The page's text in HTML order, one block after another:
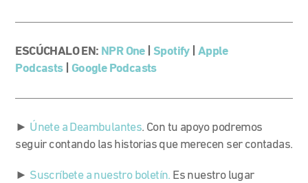
ESCÚCHALO EN: NPR One|Spotify|Apple
Podcasts| Google Podcasts
► Únete a Deambulantes. Con tu apoyo podremos
seguir contando las historias que merecen ser contadas.
► Suscríbete a nuestro boletín. Es nuestro lugar